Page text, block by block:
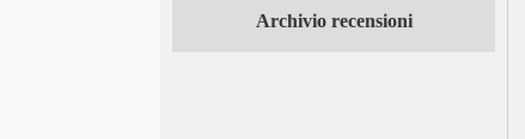
Frammenti di luce
Archivio recensioni